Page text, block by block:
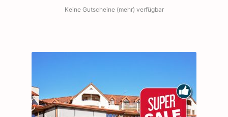
Keine Gutscheine (mehr) verfügbar